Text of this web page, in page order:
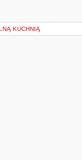
KUCHNIĄ